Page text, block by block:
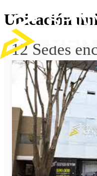
Ubicación
12Sedes